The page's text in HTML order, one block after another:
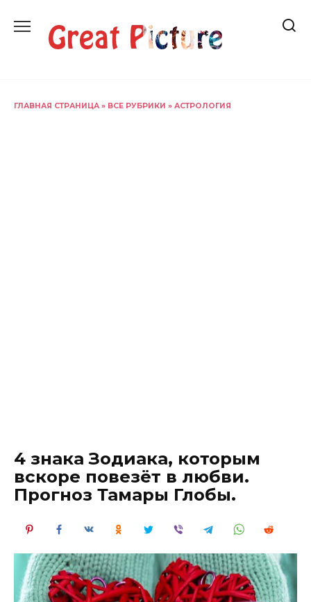
содержанию
ГЛАВНАЯ СТРАНИЦА » ВСЕ РУБРИКИ » АСТРОЛОГИЯ
4 знака Зодиака, которым
вскоре повезёт в любви.
Прогноз Тамары Глобы.